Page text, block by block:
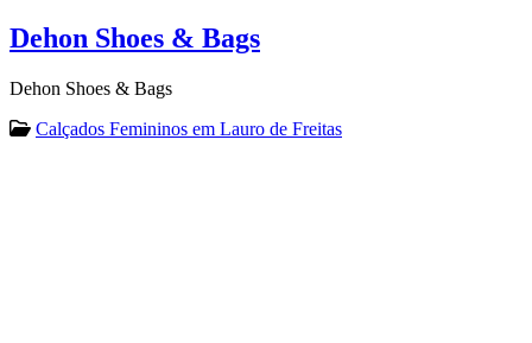
Dehon Shoes & Bags
Dehon Shoes & Bags
Calçados Femininos em Lauro de Freitas